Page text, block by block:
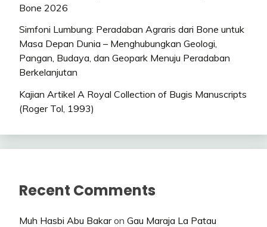
Bone 2026
Simfoni Lumbung: Peradaban Agraris dari Bone untuk
Masa Depan Dunia – Menghubungkan Geologi,
Pangan, Budaya, dan Geopark Menuju Peradaban
Berkelanjutan
Kajian Artikel A Royal Collection of Bugis Manuscripts
(Roger Tol, 1993)
Recent Comments
Muh Hasbi Abu Bakaron Gau Maraja La Patau